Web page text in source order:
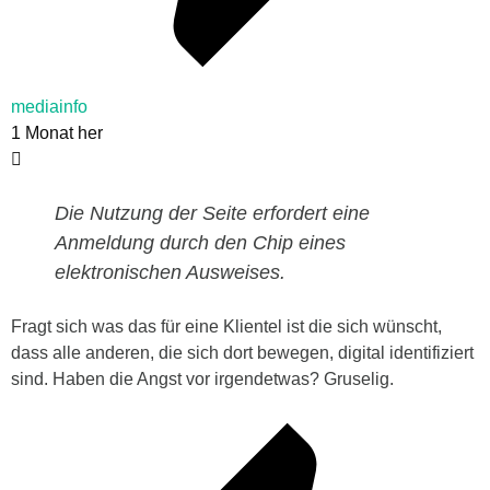
mediainfo
1 Monat her
Die Nutzung der Seite erfordert eine
Anmeldung durch den Chip eines
elektronischen Ausweises.
Fragt sich was das für eine Klientel ist die sich wünscht,
dass alle anderen, die sich dort bewegen, digital identifiziert
sind. Haben die Angst vor irgendetwas? Gruselig.